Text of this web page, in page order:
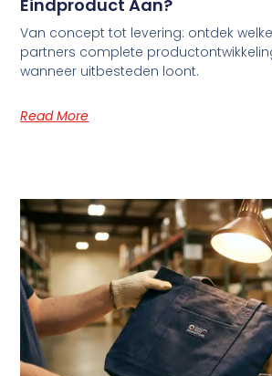
Eindproduct Aan?
Van concept tot levering: ontdek
partners complete
wanneer uitbesteden loont.
Read More